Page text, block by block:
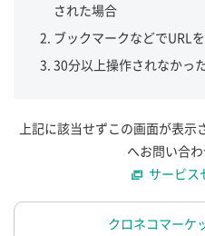
された場合
ブックマークなどでURL
30分以上操作されなかっ
上記に該当せずこの画面が表
へお問い合わ
サービス
クロネコマーケ